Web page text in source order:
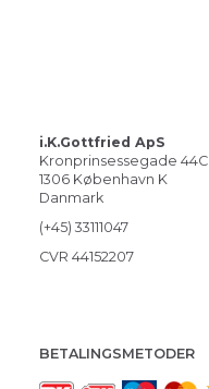
i.K.Gottfried ApS
Kronprinsessegade 44C
1306 København K
Danmark
(+45) 33111047
CVR 44152207
BETALINGSMETODER